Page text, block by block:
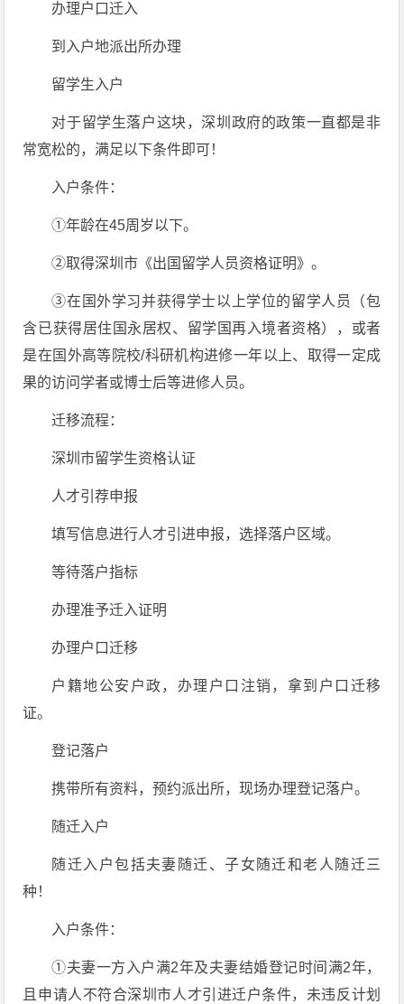
办理户口迁入
到入户地派出所办理
留学生入户
对于留学生落户这块，深圳政府的政策一直都是非
常宽松的，满足以下条件即可！
入户条件：
①年龄在45周岁以下。
②取得深圳市《出国留学人员资格证明》。
③在国外学习并获得学士以上学位的留学人员（包
含已获得居住国永居权、留学国再入境者资格），或者
是在国外高等院校/科研机构进修一年以上、取得一定成
果的访问学者或博士后等进修人员。
迁移流程：
深圳市留学生资格认证
人才引荐申报
填写信息进行人才引进申报，选择落户区域。
等待落户指标
办理准予迁入证明
办理户口迁移
户籍地公安户政，办理户口注销，拿到户口迁移
证。
登记落户
携带所有资料，预约派出所，现场办理登记落户。
随迁入户
随迁入户包括夫妻随迁、子女随迁和老人随迁三
种！
入户条件：
①夫妻一方入户满2年及夫妻结婚登记时间满2年，
且申请人不符合深圳市人才引进迁户条件，未违反计划